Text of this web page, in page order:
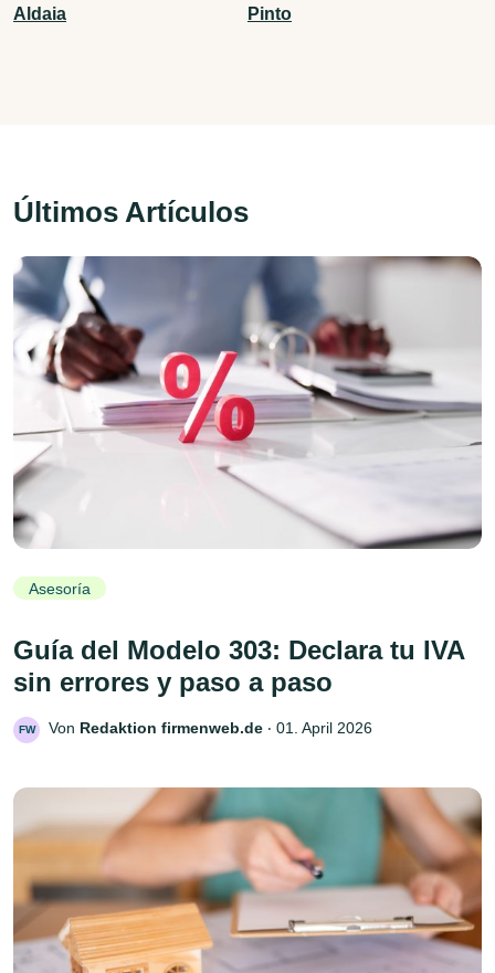
Aldaia Pinto
Últimos Artículos
Asesoría
Guía del Modelo 303: Declara tu IVA
sin errores y paso a paso
FW Von Redaktion firmenweb.de ‧ 01. April 2026